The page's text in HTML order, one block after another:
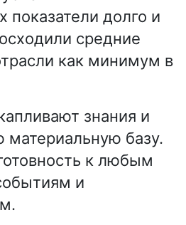
показатели долго и
средние
как минимум в
знания и
материальную базу.
к любым
и